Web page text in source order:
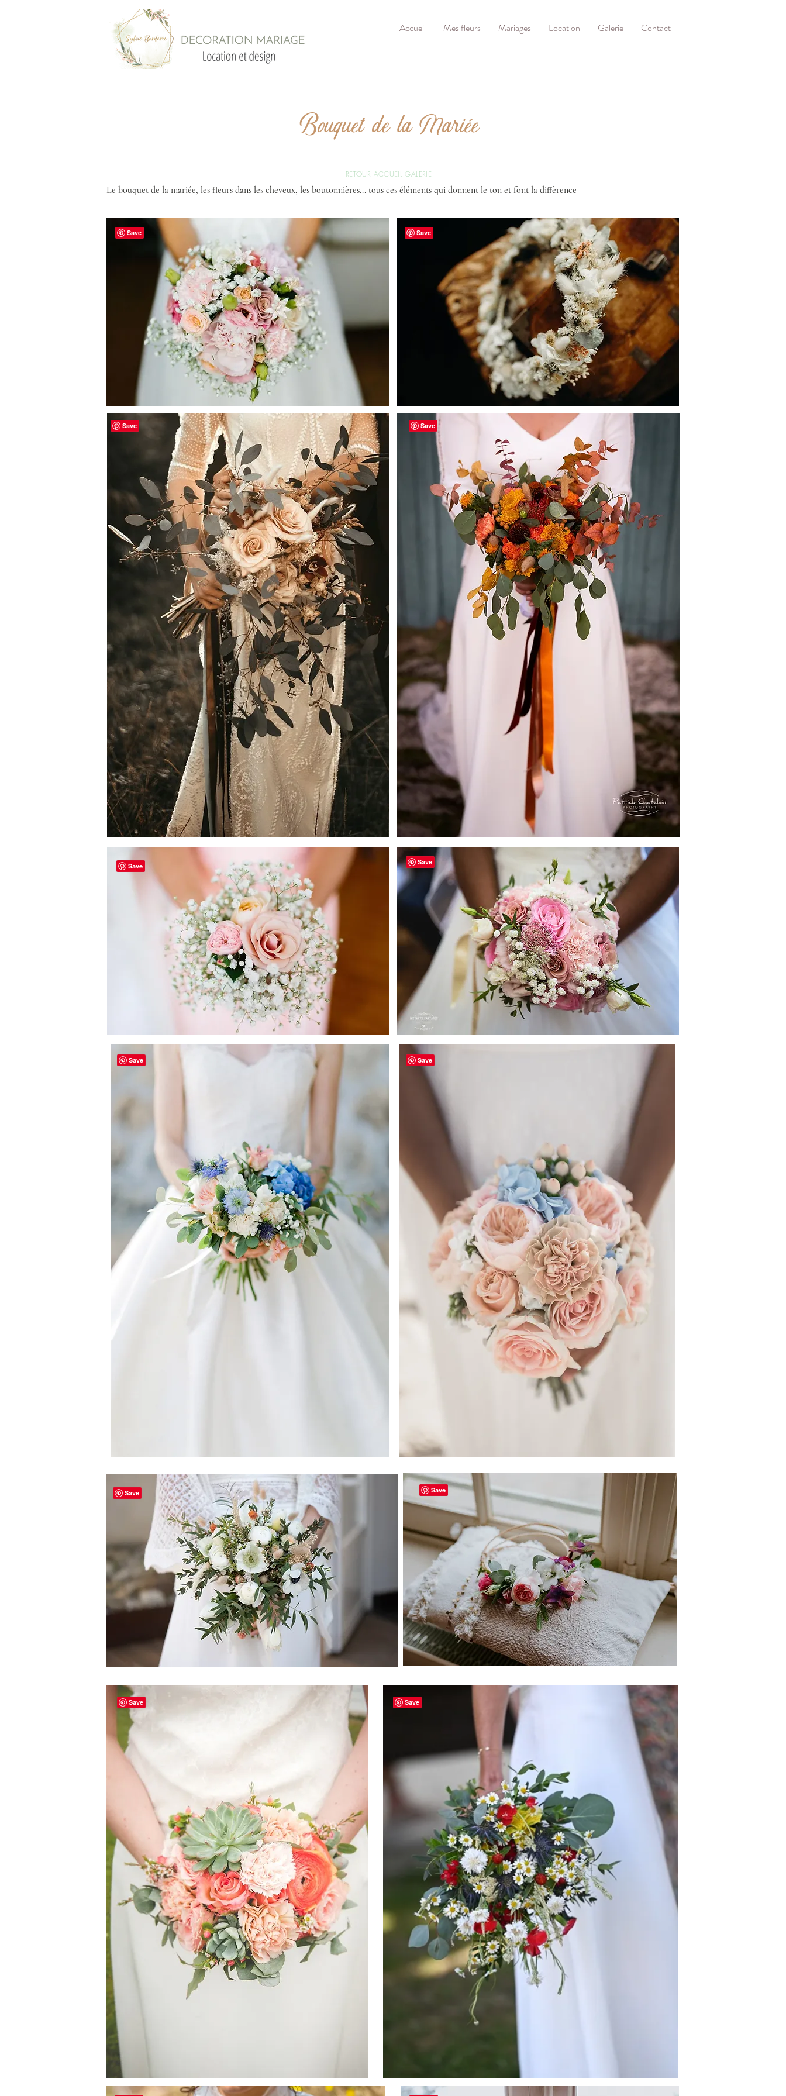
Accueil Mes fleurs Mariages Location Galerie Contact
Bouquet de la Mariée
RETOUR ACCUEIL GALERIE
Le bouquet de la mariée, les fleurs dans les cheveux, les boutonnières... tous ces éléments qui donnent le ton et font la diffèrence